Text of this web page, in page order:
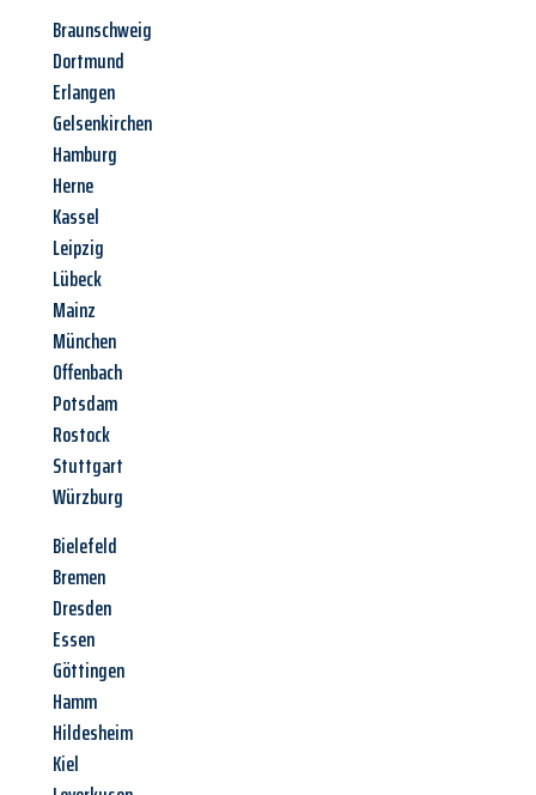
Braunschweig
Dortmund
Erlangen
Gelsenkirchen
Hamburg
Herne
Kassel
Leipzig
Lübeck
Mainz
München
Offenbach
Potsdam
Rostock
Stuttgart
Würzburg
Bielefeld
Bremen
Dresden
Essen
Göttingen
Hamm
Hildesheim
Kiel